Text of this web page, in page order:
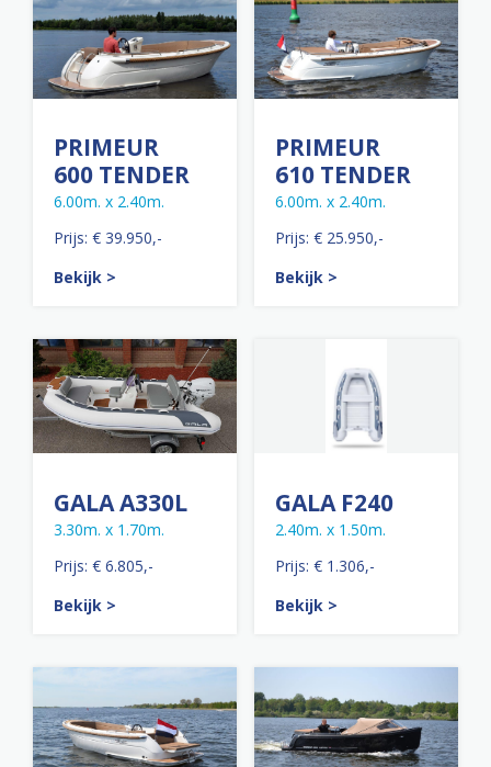
PRIMEUR
600 TENDER
6.00m. x 2.40m.
Prijs: € 39.950,-
Bekijk >
PRIMEUR
610 TENDER
6.00m. x 2.40m.
Prijs: € 25.950,-
Bekijk >
GALA A330L
3.30m. x 1.70m.
Prijs: € 6.805,-
Bekijk >
GALA F240
2.40m. x 1.50m.
Prijs: € 1.306,-
Bekijk >